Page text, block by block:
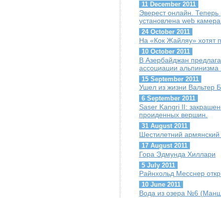
11 December 2011
Эверест онлайн.
установлена web
24 October 2011
На «Кок Жайляу» хотят
10 October 2011
В Азербайджан
ассоциации альпинизма
15 September 2011
Ушел из жизни Вальтер
6 September 2011
Saser Kangri II:
проиденных вершин.
31 August 2011
Шестилетний
17 August 2011
Гора Эдмунда Хиллари
5 July 2011
Райнхольд Месснер
10 June 2011
Вода из озера №6